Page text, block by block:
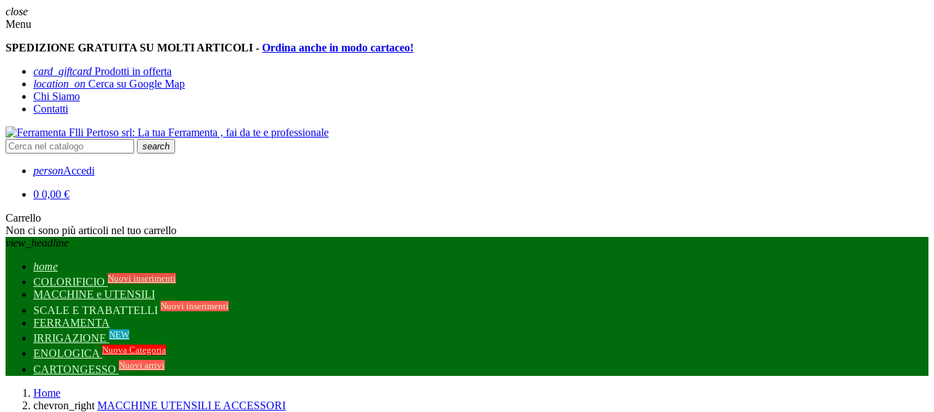
close
Menu
SPEDIZIONE GRATUITA SU MOLTI ARTICOLI - Ordina anche in modo cartaceo!
card_giftcard Prodotti in offerta
location_on Cerca su Google Map
Chi Siamo
Contatti
search
personAccedi
0 0,00 €
Carrello
Non ci sono più articoli nel tuo carrello
view_headline
home
COLORIFICIO Nuovi inserimenti
MACCHINE e UTENSILI
SCALE E TRABATTELLI Nuovi inserimenti
FERRAMENTA
IRRIGAZIONE NEW
ENOLOGICA Nuova Categoria
CARTONGESSO Nuovi arrivi
Home
chevron_right MACCHINE UTENSILI E ACCESSORI